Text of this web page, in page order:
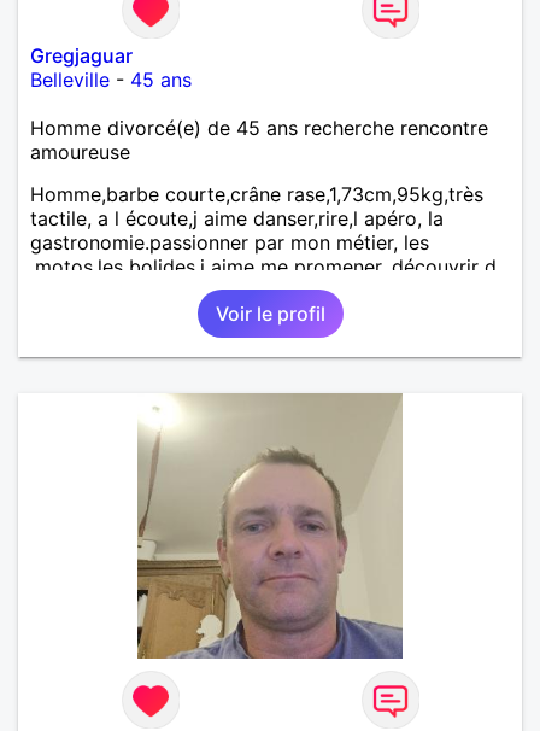
Gregjaguar
Belleville - 45 ans
Homme divorcé(e) de 45 ans recherche rencontre
amoureuse
Homme,barbe courte,crâne rase,1,73cm,95kg,très
tactile, a l écoute,j aime danser,rire,l apéro, la
gastronomie.passionner par mon métier, les
,motos,les bolides.j aime me promener, découvrir d
Voir le profil